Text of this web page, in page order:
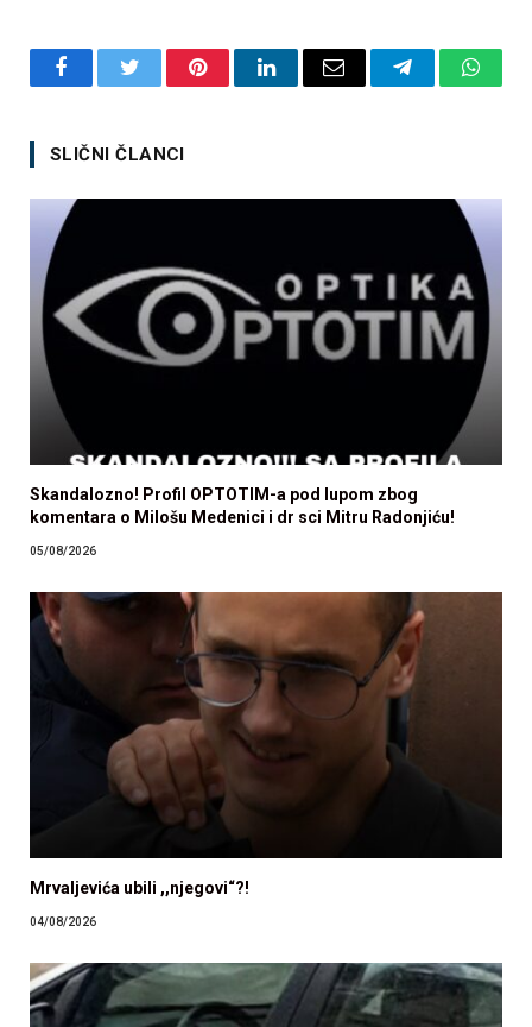
FacebookTwitter PinterestLinkedInEmail Telegram
SLIČNI ČLANCI
Skandalozno! Profil OPTOTIM-a pod lupom zbog
komentara o Milošu Medenici i dr sci Mitru Radonjiću!
05/08/2026
Mrvaljevića ubili ,,njegovi“?!
04/08/2026